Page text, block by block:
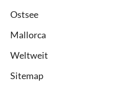
Ostsee
Mallorca
Weltweit
Sitemap